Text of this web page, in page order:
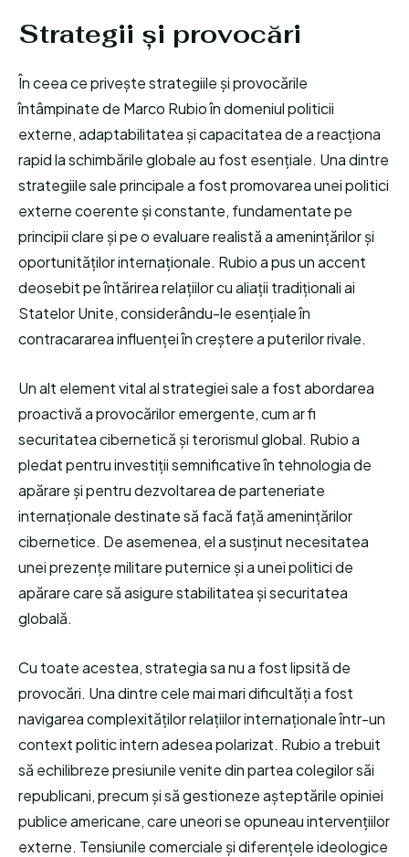
Strategii și provocări
În ceea ce privește strategiile și provocările
întâmpinate de Marco Rubio în domeniul politicii
externe, adaptabilitatea și capacitatea de a reacționa
rapid la schimbările globale au fost esențiale. Una dintre
strategiile sale principale a fost promovarea unei politici
externe coerente și constante, fundamentate pe
principii clare și pe o evaluare realistă a amenințărilor și
oportunităților internaționale. Rubio a pus un accent
deosebit pe întărirea relațiilor cu aliații tradiționali ai
Statelor Unite, considerându-le esențiale în
contracararea influenței în creștere a puterilor rivale.
Un alt element vital al strategiei sale a fost abordarea
proactivă a provocărilor emergente, cum ar fi
securitatea cibernetică și terorismul global. Rubio a
pledat pentru investiții semnificative în tehnologia de
apărare și pentru dezvoltarea de parteneriate
internaționale destinate să facă față amenințărilor
cibernetice. De asemenea, el a susținut necesitatea
unei prezențe militare puternice și a unei politici de
apărare care să asigure stabilitatea și securitatea
globală.
Cu toate acestea, strategia sa nu a fost lipsită de
provocări. Una dintre cele mai mari dificultăți a fost
navigarea complexităților relațiilor internaționale într-un
context politic intern adesea polarizat. Rubio a trebuit
să echilibreze presiunile venite din partea colegilor săi
republicani, precum și să gestioneze așteptările opiniei
publice americane, care uneori se opuneau intervențiilor
externe. Tensiunile comerciale și diferențele ideologice